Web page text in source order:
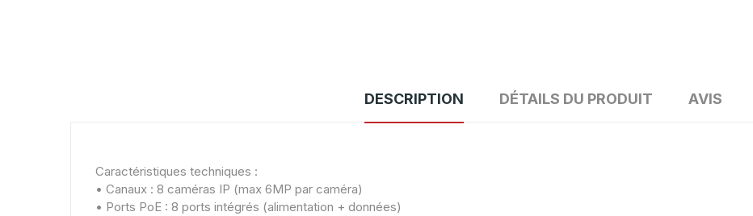
DESCRIPTION DÉTAILS DU PRODUIT AVIS
Caractéristiques techniques :
• Canaux : 8 caméras IP (max 6MP par caméra)
• Ports PoE : 8 ports intégrés (alimentation + données)